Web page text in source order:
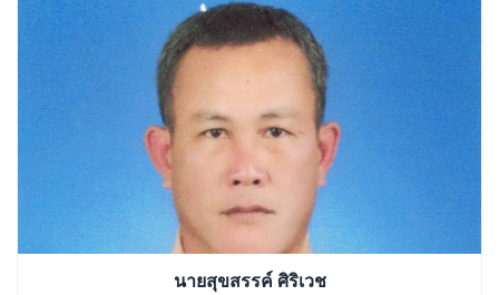
นายสุขสรรค์ ศิริเวช